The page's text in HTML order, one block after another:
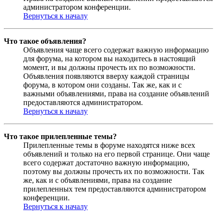
администратором конференции.
Вернуться к началу
Что такое объявления?
Объявления чаще всего содержат важную информацию
для форума, на котором вы находитесь в настоящий
момент, и вы должны прочесть их по возможности.
Объявления появляются вверху каждой страницы
форума, в котором они созданы. Так же, как и с
важными объявлениями, права на создание объявлений
предоставляются администратором.
Вернуться к началу
Что такое прилепленные темы?
Прилепленные темы в форуме находятся ниже всех
объявлений и только на его первой странице. Они чаще
всего содержат достаточно важную информацию,
поэтому вы должны прочесть их по возможности. Так
же, как и с объявлениями, права на создание
прилепленных тем предоставляются администратором
конференции.
Вернуться к началу